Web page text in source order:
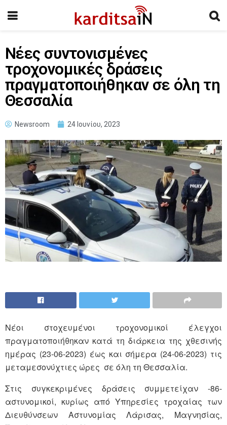
Νέες συντονισμένες
τροχονομικές δράσεις
πραγματοποιήθηκαν σε όλη τη
Θεσσαλία
Newsroom 24 Ιουνίου, 2023
Νέοι στοχευμένοι τροχονομικοί έλεγχοι
πραγματοποιήθηκαν κατά τη διάρκεια της χθεσινής
ημέρας (23-06-2023) έως και σήμερα (24-06-2023) τις
μεταμεσονύχτιες ώρες σε όλη τη Θεσσαλία.
Στις συγκεκριμένες δράσεις συμμετείχαν -86-
αστυνομικοί, κυρίως από Υπηρεσίες τροχαίας των
Διευθύνσεων Αστυνομίας Λάρισας, Μαγνησίας,